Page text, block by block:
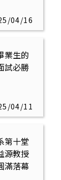
04/16
業生的
試必勝
04/11
第十堂
源教授
滿落幕